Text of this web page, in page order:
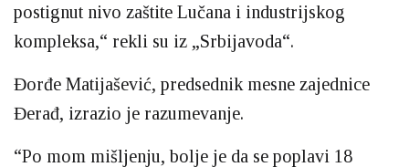
postignut nivo zaštite Lučana i industrijskog
kompleksa,“ rekli su iz „Srbijavoda“.
Đorđe Matijašević, predsednik mesne zajednice
Đerađ, izrazio je razumevanje.
“Po mom mišljenju, bolje je da se poplavi 18